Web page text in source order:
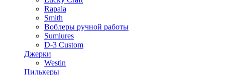
Rapala
Smith
Воблеры ручной работы
Sumlures
D-3 Custom
Джерки
Westin
Пилькеры